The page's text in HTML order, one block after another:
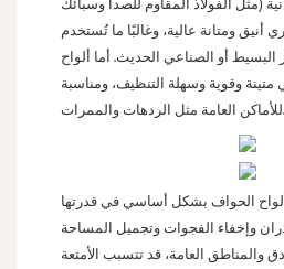
(مثل الفولاذ المقاوم للصدأ وسبائك
أنيق ومتانة عالية، وغالبًا ما تُستخدم
أو الصناعي الحديث. أما ألواح
وقوية وسهلة التنظيف، ومناسبة
للأماكن العامة مثل الردهات والممرات.
الحواف بشكل أساسي في قدرتها
والمناطق العامة، قد تتسبب الأمتعة